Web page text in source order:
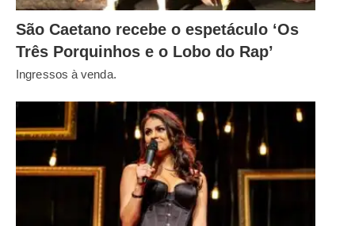
São Caetano recebe o espetáculo ‘Os
Três Porquinhos e o Lobo do Rap’
Ingressos à venda.